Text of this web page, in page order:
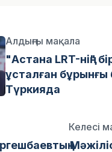
Алдыңғы мақала
"Астана LRT-нің"
ұсталған
Түркияда
Келесі